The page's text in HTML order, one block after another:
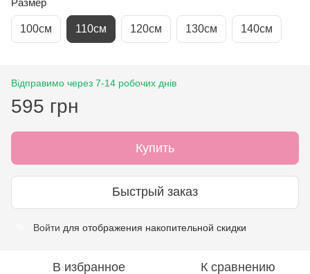
100см 110см 120см 130см 140см
Відправимо через 7-14 робочих днів
595 грн
Купить
Быстрый заказ
Войти для отображения накопительной скидки
В избранное К сравнению